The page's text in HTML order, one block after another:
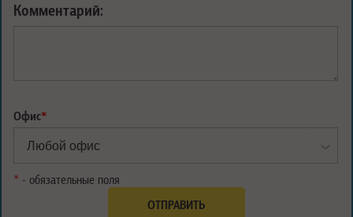
Комментарий:
Офис*
* - обязательные поля